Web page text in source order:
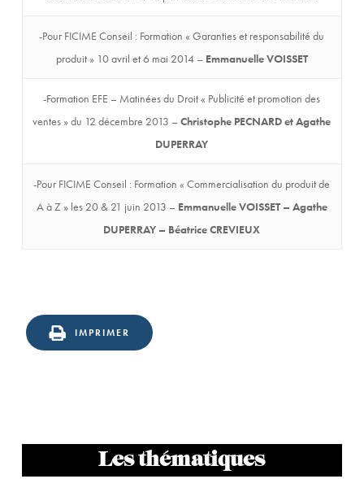
-Pour FICIME Conseil : Formation « Garanties et responsabilité du
produit » 10 avril et 6 mai 2014 – Emmanuelle VOISSET
-Formation EFE – Matinées du Droit « Publicité et promotion des
ventes » du 12 décembre 2013 –Christophe PECNARD et Agathe
DUPERRAY
-Pour FICIME Conseil : Formation « Commercialisation du produit de
A à Z » les 20 & 21 juin 2013 – Emmanuelle VOISSET – Agathe
DUPERRAY – Béatrice CREVIEUX
IMPRIMER
Les thématiques